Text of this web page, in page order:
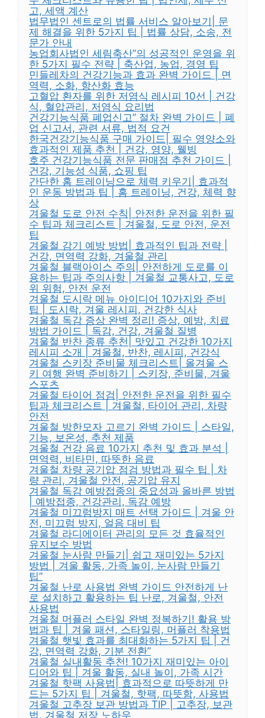
고, 세액 계산
법무법인 센트로의 법률 서비스 알아보기| 문
제 해결을 위한 5가지 팁 | 법률 상담, 소송, 전
문가 안내
농업회사법인 세림축산”의 성공적인 운영을 위
한 5가지 필수 전략 | 축산업, 농업, 경영 팁
민들레차의 건강기능과 효과 완벽 가이드 | 면
역력, 소화, 항산화 효능
고혈압 환자를 위한 저염식 레시피 10선 | 건강
식, 혈압관리, 저염식 요리법
건강기능식품 폐업신고” 절차 완벽 가이드 | 폐
업 신고서, 관련 서류, 법적 요건
한국건강기능식품 구매 가이드| 필수 영양소와
효과적인 제품 추천 | 건강, 영양, 웰빙
호주 건강기능식품 전문 판매점 추천 가이드 |
건강, 기능성 식품, 쇼핑 팁
간단한 홈 트레이닝으로 체력 키우기| 효과적
인 운동 방법과 팁 | 홈 트레이닝, 건강, 체력 향
상
겨울철 도로 안전 수칙| 안전한 운전을 위한 필
수 팁과 체크리스트 | 겨울철, 도로 안전, 운전
팁
겨울철 감기 예방 방법| 효과적인 팁과 전략 |
건강, 면역력 강화, 겨울철 관리
겨울철 블랙아이스 주의| 안전하게 도로를 이
용하는 팁과 주의사항 | 겨울철 교통사고, 도로
위 위험, 안전 운전
겨울철 도시락 메뉴 아이디어 10가지와 준비
팁 | 도시락, 겨울 레시피, 건강한 식사
겨울철 독감 증상 완벽 정리! 증상, 예방, 치료
방법 가이드 | 독감, 건강, 겨울철 질병
겨울철 반찬 종류 추천| 맛있고 건강한 10가지
레시피 소개 | 겨울철, 반찬, 레시피, 건강식
겨울철 스키장 준비물 체크리스트| 올겨울 스
키 여행 완벽 준비하기 | 스키장, 준비물, 겨울
스포츠
겨울철 타이어 점검| 안전한 운전을 위한 필수
팁과 체크리스트 | 겨울철, 타이어 관리, 차량
안전
겨울철 방한모자 고르기 완벽 가이드 | 스타일,
기능, 보온성, 추천 제품
겨울철 건강 음료 10가지 추천 및 효과 분석 |
면역력, 비타민, 따뜻한 음료
겨울철 차량 공기압 점검 방법과 필수 팁 | 차
량 관리, 겨울철 안전, 공기압 유지
겨울철 독감 예방접종의 중요성과 올바른 방법
| 예방접종, 건강관리, 독감 예방
겨울철 미끄럼방지 매트 선택 가이드 | 겨울 안
전, 미끄럼 방지, 얼음 대비 팁
겨울철 라디에이터 관리의 모든 것 효율적인
유지보수 방법
겨울철 눈사람 만들기| 쉽고 재미있는 5가지
방법 | 겨울 활동, 가족 놀이, 눈사람 만들기
팁”
겨울철 난로 사용법 완벽 가이드 안전하게 난
로 설치하고 활용하는 팁 난로, 겨울철, 안전
사용법
겨울철 머플러 스타일 완벽 정복하기! 활용 방
법과 팁 | 겨울 패션, 스타일링, 머플러 착용법
겨울철 햇빛 효과를 최대화하는 5가지 팁 | 건
강, 면역력 강화, 기분 전환”
겨울철 실내활동 추천! 10가지 재미있는 아이
디어와 팁 | 겨울 활동, 실내 놀이, 가족 시간
겨울철 핫팩 사용법| 효과적으로 따뜻하게 만
드는 5가지 팁 | 겨울철, 핫팩, 따뜻함, 사용법
겨울철 고추장 보관 방법과 TIP | 고추장, 보관
법, 겨울철 저장 노하우